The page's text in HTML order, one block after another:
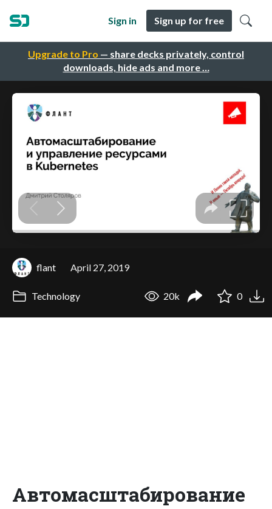
Upgrade to Pro — share decks privately, control
downloads, hide ads and more …
Sign in Sign up for free
flant April 27, 2019
Technology 20k 0
Автомасштабирование